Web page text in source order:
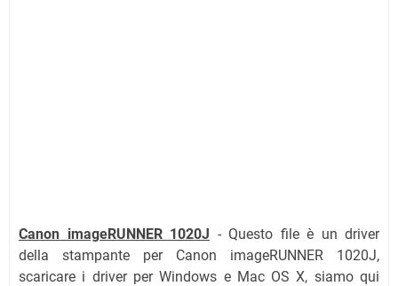
Canon imageRUNNER 1020J - Questo file è un driver
della stampante per Canon imageRUNNER 1020J,
scaricare i driver per Windows e Mac OS X, siamo qui